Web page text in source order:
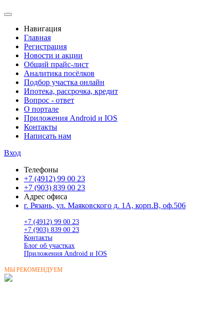
Навигация
Главная
Регистрация
Новости и акции
Общий прайс-лист
Аналитика посёлков
Подбор участка онлайн
Ипотека, рассрочка, кредит
Вопрос - ответ
О портале
Приложения Android и IOS
Контакты
Написать нам
Вход
Телефоны
+7 (4912) 99 00 23
+7 (903) 839 00 23
Адрес офиса
г. Рязань, ул. Маяковского д. 1А, корп.В, оф.506
+7 (4912) 99 00 23
+7 (903) 839 00 23
Контакты
Блог об участках
Приложения Android и IOS
МЫ РЕКОМЕНДУЕМ